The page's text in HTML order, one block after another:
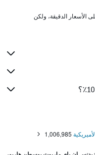
1,006,985